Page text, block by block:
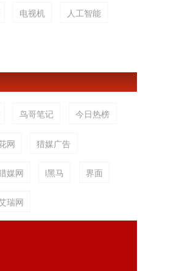
电视机 人工智能
鸟哥笔记 今日热榜
网 猎媒广告
媒网 i黑马 界面
瑞网